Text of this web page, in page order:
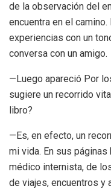
de la observación del
encuentra en el
experiencias con un
conversa con un amigo.
—Luego apareció Por
sugiere un recorrido
libro?
—Es, en efecto, un
mi vida. En sus
médico internista, de
de viajes, encuentros y